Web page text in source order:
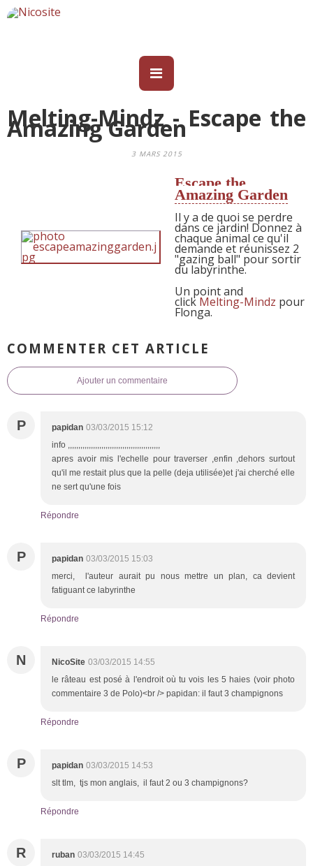
Melting-Mindz - Escape the
Amazing Garden
3 MARS 2015
Escape the
Amazing Garden
Il y a de quoi se perdre
dans ce jardin! Donnez à
chaque animal ce qu'il
demande et réunissez 2
"gazing ball" pour sortir
du labyrinthe.
Un point and
click Melting-Mindz pour
Flonga.
COMMENTER CET ARTICLE
Ajouter un commentaire
P papidan 03/03/2015 15:12
info ,,,,,,,,,,,,,,,,,,,,,,,,,,,,,,,,,,,,,,,,,,,,
apres avoir mis l'echelle pour traverser ,enfin ,dehors surtout
qu'il me restait plus que la pelle (deja utilisée)et j'ai cherché elle
ne sert qu'une fois
Répondre
P papidan 03/03/2015 15:03
merci, l'auteur aurait pu nous mettre un plan, ca devient
fatiguant ce labyrinthe
Répondre
N NicoSite 03/03/2015 14:55
le râteau est posé à l'endroit où tu vois les 5 haies (voir photo
commentaire 3 de Polo)<br /> papidan: il faut 3 champignons
Répondre
P papidan 03/03/2015 14:53
slt tlm, tjs mon anglais, il faut 2 ou 3 champignons?
Répondre
R ruban 03/03/2015 14:45